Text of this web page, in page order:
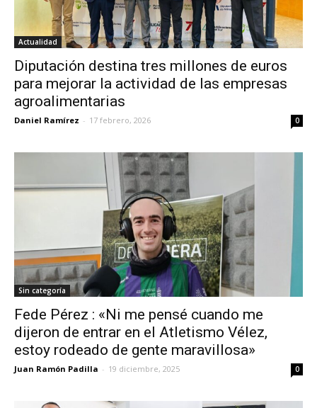
Actualidad
Diputación destina tres millones de euros
para mejorar la actividad de las empresas
agroalimentarias
Daniel Ramírez - 17 febrero, 2026 0
Sin categoría
Fede Pérez : «Ni me pensé cuando me
dijeron de entrar en el Atletismo Vélez,
estoy rodeado de gente maravillosa»
Juan Ramón Padilla - 19 diciembre, 2025 0